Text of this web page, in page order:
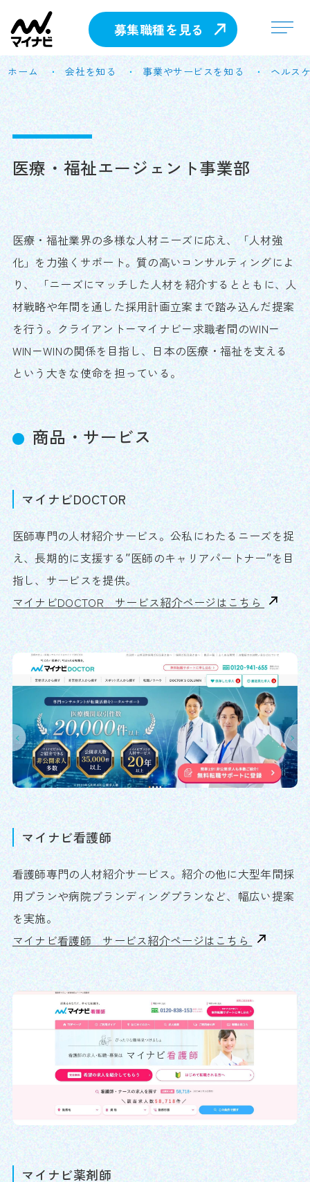
募集職種を見る
ホーム 会社を知る 事業やサービスを知る ヘルス
医療・福祉エージェント事業部
医療・福祉業界の多様な人材ニーズに応え、「人材強
化」を力強くサポート。質の高いコンサルティングによ
り、 「ニーズにマッチした人材を紹介するとともに、人
材戦略や年間を通した採用計画立案まで踏み込んだ提案
を行う。クライアント－マイナビ－求職者間のWIN－
WIN－WINの関係を目指し、日本の医療・福祉を支える
という大きな使命を担っている。
商品・サービス
マイナビDOCTOR
医師専門の人材紹介サービス。公私にわたるニーズを捉
え、長期的に支援する″医師のキャリアパートナー″を目
指し、サービスを提供。
マイナビDOCTOR サービス紹介ページはこちら
マイナビ看護師
看護師専門の人材紹介サービス。紹介の他に大型年間採
用プランや病院ブランディングプランなど、幅広い提案
を実施。
マイナビ看護師 サービス紹介ページはこちら
マイナビ薬剤師